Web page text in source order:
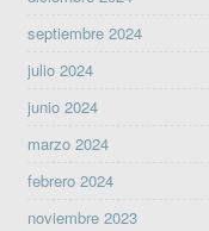
septiembre 2024
julio 2024
junio 2024
marzo 2024
febrero 2024
noviembre 2023